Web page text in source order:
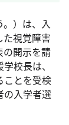
）は、入
視覚障害
開示を請
校長は、
ことを受検
の入学者選